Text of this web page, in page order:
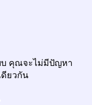
คุณจะไม่มีปัญหา
ดียวกัน